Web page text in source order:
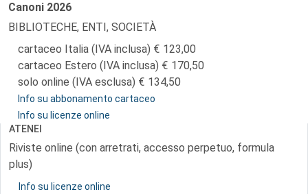
Canoni 2026
BIBLIOTECHE, ENTI, SOCIETÀ
cartaceo Italia (IVA inclusa)
123,00
cartaceo Estero (IVA inclusa)
170,50
solo online (IVA esclusa)
134,50
Info su abbonamento cartaceo
Info su licenze online
ATENEI
Riviste online (con arretrati, accesso perpetuo, formula
plus)
Info su licenze online